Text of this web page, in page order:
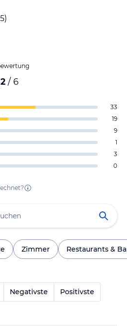
)
/ 6
33
19
9
1
3
0
Zimmer Restaurants &
Negativste Positivste